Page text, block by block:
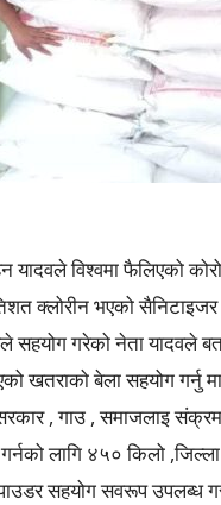
यादवले विश्वमा फैलिएको
क्लोरीन भएको
सहयोग गरेको नेता यादवले
खतराको बेला सहयोग गर्नु
, गाउ , समाजलाइ
लागि ४५० किलो
सहयोग सवरूप उपलब्ध